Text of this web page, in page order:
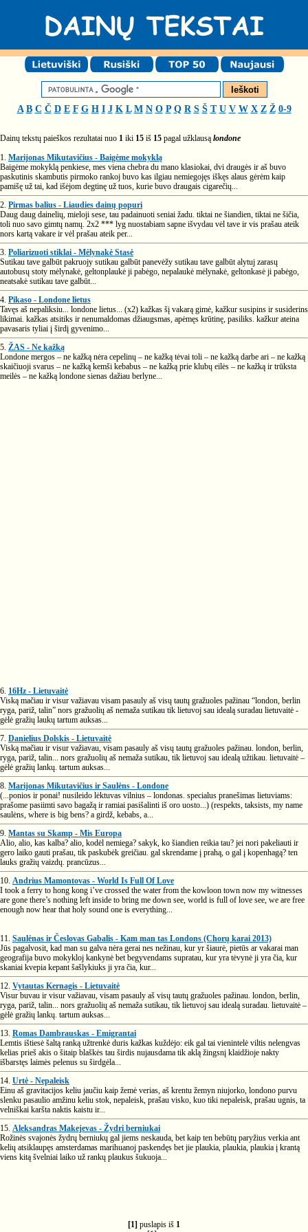
A B C Č D E F G H I J K L M N O P Q R S Š T U V W X Z Ž 0-9
Dainų tekstų paieškos rezultatai nuo 1 iki 15 iš 15 pagal užklausą londone
1. Marijonas Mikutavičius - Baigėme mokyklą
Baigėme mokyklą penkiese, mes viena chebra du mano klasiokai, dvi draugės ir aš buvo
paskutinis skambutis pirmoko rankoj buvo kas ilgiau nemiegojęs iškęs alaus gėrėm kaip
pamišę už tai, kad išėjom degtinę už tuos, kurie buvo draugais cigarečių...
2. Pirmas balius - Liaudies dainų popuri
Daug daug dainelių, mieloji sese, tau padainuoti seniai žadu. tiktai ne šiandien, tiktai ne šičia,
toli nuo savo gimtų namų. 2x2 *** lyg nuostabiam sapne išvydau vėl tave ir vis prašau ateik
nors kartą vakare ir vėl prašau ateik per...
3. Poliarizuoti stiklai - Mėlynakė Stasė
Sutikau tave galbūt pakruojy sutikau galbūt panevėžy sutikau tave galbūt alytuj zarasų
autobusų stoty mėlynakė, geltonplaukė ji pabėgo, nepalaukė mėlynakė, geltonkasė ji pabėgo,
neatsakė sutikau tave galbūt...
4. Pikaso - Londone lietus
Tavęs aš nepaliksiu... londone lietus... (x2) kažkas šį vakarą gimė, kažkur susipins ir susiderins
likimai. kažkas atsitiks ir nenumaldomas džiaugsmas, apėmęs krūtinę, pasiliks. kažkur ateina
pavasaris tyliai į širdį gyvenimo...
5. ŽAS - Ne kažką
Londone mergos – ne kažką nėra cepelinų – ne kažką tėvai toli – ne kažką darbe ari – ne kažką
skaičiuoji svarus – ne kažką kemši kebabus – ne kažką prie klubų eilės – ne kažką ir trūksta
meilės – ne kažką londone sienas dažiau berlyne...
6. 16Hz - Lietuvaitė
Viską mačiau ir visur važiavau visam pasauly aš visų tautų gražuoles pažinau “london, berlin
ryga, pariž, talin” nors gražuolių aš nemaža sutikau tik lietuvoj sau idealą suradau lietuvaitė -
gėlė gražių laukų tartum auksas...
7. Danielius Dolskis - Lietuvaitė
Viską mačiau ir visur važiavau, visam pasauly aš visų tautų gražuoles pažinau. london, berlin,
ryga, pariž, talin... nors gražuolių aš nemaža sutikau, tik lietuvoj sau idealą užtikau. lietuvaitė –
gėlė gražių lankų. tartum auksas...
8. Marijonas Mikutavičius ir Saulėns - Londone
(...ponios ir ponai! nusileido lėktuvas vilnius – londonas. specialus pranešimas lietuviams:
prašome pasiimti savo bagažą ir ramiai pasišalinti iš oro uosto...) (respekts, taksists, my name
saulėns, where is big bens? a girdž, kebabs, a...
9. Mantas su Skamp - Mis Europa
Alio, alio, kas kalba? alio, kodėl nemiega? sakyk, ko šiandien reikia tau? jei nori pakeliauti ir
gero laiko gauti prašau, tik paskubėk greičiau. gal skrendame į prahą, o gal į kopenhagą? ten
lauks gražių vaizdų. prancūzus...
10. Andrius Mamontovas - World Is Full Of Love
I took a ferry to hong kong i’ve crossed the water from the kowloon town now my witnesses
are gone there’s nothing left inside to bring me down see, world is full of love see, we are free
enough now hear that holy sound one is everything...
11. Saulėnas ir Česlovas Gabalis - Kam man tas Londons (Chorų karai 2013)
Jūs pagalvosit, kad man su galva nėra gerai nes nežinau, kur yr šiaurė, pietūs ar vakarai man
geografija buvo mokykloj kankynė bet begyvendams supratau, kur yra tėvynė ji yra čia, kur
skaniai kvepia kepant šašlykiuks ji yra čia, kur...
12. Vytautas Kernagis - Lietuvaitė
Visur buvau ir visur važiavau, visam pasauly aš visų tautų gražuoles pažinau. london, berlin,
ryga, pariž, talin... nors gražuolių aš nemaža sutikau, tik lietuvoj sau idealą suradau. lietuvaitė –
gėlė gražių lankų. tartum auksas...
13. Romas Dambrauskas - Emigrantai
Lemtis ištiesė šaltą ranką užtrenkė duris kažkas kuždėjo: eik gal tai vienintelė viltis nelengvas
kelias prieš akis o šitaip blaškės tau širdis nujausdama tik aklą žingsnį klaidžioje nakty
išbarstęs laimės pelenus su širdgėla...
14. Urtė - Nepaleisk
Einu aš gravitacijos keliu jaučiu kaip žemė verias, aš krentu žemyn niujorko, londono purvu
slenku pasaulio amžinu keliu stok, nepaleisk, prašau visko, kuo tiki nepaleisk, prašau ugnis, ta
velniškai karšta naktis kaistu ir...
15. Aleksandras Makejevas - Žydri berniukai
Rožinės svajonės žydrų berniukų gal jiems neskauda, bet kaip ten bebūtų paryžius verkia ant
kelių atsiklaupęs amsterdamas marihuanoj paskendęs bet jie plaukia, plaukia, plaukia į krantą
viens kitą švelniai laiko už rankų plaukus šukuoja...
[1] puslapis iš 1